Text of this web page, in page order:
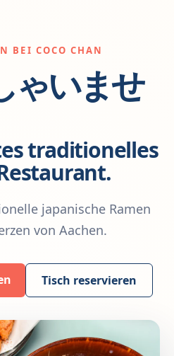
BEI COCO CHAN
ゃいませ
traditionelles
japanische Ramen
von Aachen.
Tisch reservieren